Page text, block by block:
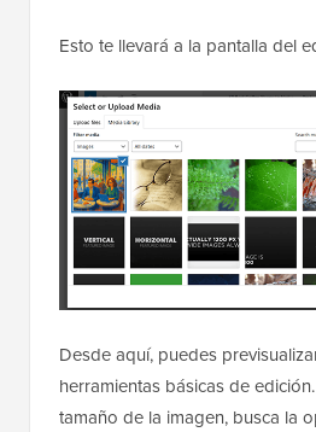
Esto te llevará a la pantalla del
Desde aquí, puedes
herramientas básicas de
tamaño de la imagen, busca la